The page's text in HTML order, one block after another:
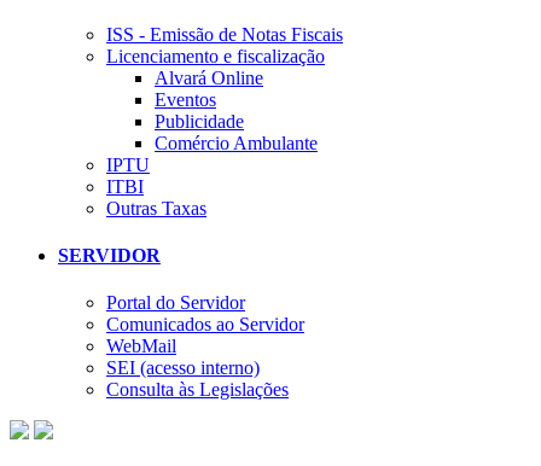
ISS - Emissão de Notas Fiscais
Licenciamento e fiscalização
Alvará Online
Eventos
Publicidade
Comércio Ambulante
IPTU
ITBI
Outras Taxas
SERVIDOR
Portal do Servidor
Comunicados ao Servidor
WebMail
SEI (acesso interno)
Consulta às Legislações